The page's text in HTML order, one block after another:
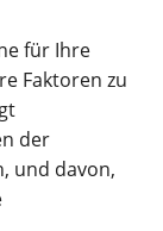
für Ihre
Faktoren zu
der
und davon,